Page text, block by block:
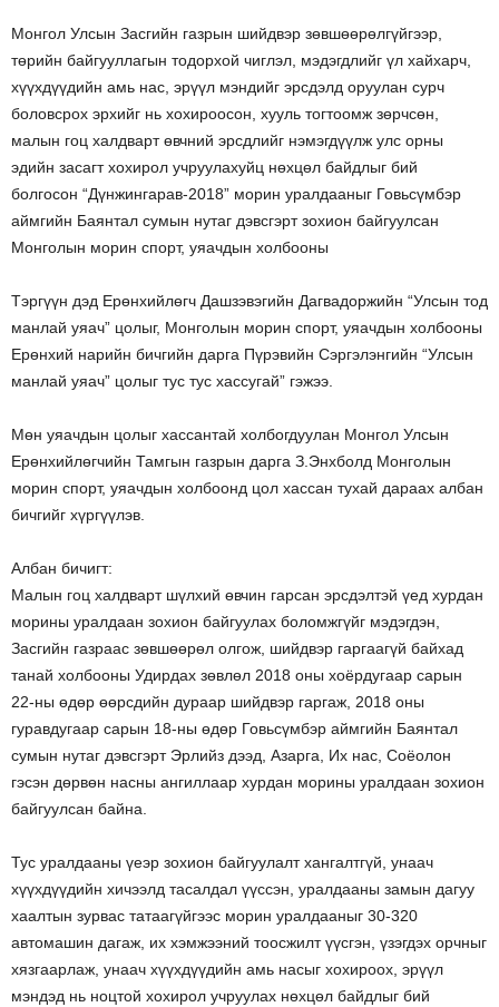
Монгол Улсын Засгийн газрын шийдвэр зөвшөөрөлгүйгээр,
төрийн байгууллагын тодорхой чиглэл, мэдэгдлийг үл хайхарч,
хүүхдүүдийн амь нас, эрүүл мэндийг эрсдэлд оруулан сурч
боловсрох эрхийг нь хохироосон, хууль тогтоомж зөрчсөн,
малын гоц халдварт өвчний эрсдлийг нэмэгдүүлж улс орны
эдийн засагт хохирол учруулахуйц нөхцөл байдлыг бий
болгосон “Дүнжингарав-2018” морин уралдааныг Говьсүмбэр
аймгийн Баянтал сумын нутаг дэвсгэрт зохион байгуулсан
Монголын морин спорт, уяачдын холбооны
Тэргүүн дэд Ерөнхийлөгч Дашзэвэгийн Дагвадоржийн “Улсын тод
манлай уяач” цолыг, Монголын морин спорт, уяачдын холбооны
Ерөнхий нарийн бичгийн дарга Пүрэвийн Сэргэлэнгийн “Улсын
манлай уяач” цолыг тус тус хассугай” гэжээ.
Мөн уяачдын цолыг хассантай холбогдуулан Монгол Улсын
Ерөнхийлөгчийн Тамгын газрын дарга З.Энхболд Монголын
морин спорт, уяачдын холбоонд цол хассан тухай дараах албан
бичгийг хүргүүлэв.
Албан бичигт:
Малын гоц халдварт шүлхий өвчин гарсан эрсдэлтэй үед хурдан
морины уралдаан зохион байгуулах боломжгүйг мэдэгдэн,
Засгийн газраас зөвшөөрөл олгож, шийдвэр гаргаагүй байхад
танай холбооны Удирдах зөвлөл 2018 оны хоёрдугаар сарын
22-ны өдөр өөрсдийн дураар шийдвэр гаргаж, 2018 оны
гуравдугаар сарын 18-ны өдөр Говьсүмбэр аймгийн Баянтал
сумын нутаг дэвсгэрт Эрлийз дээд, Азарга, Их нас, Соёолон
гэсэн дөрвөн насны ангиллаар хурдан морины уралдаан зохион
байгуулсан байна.
Тус уралдааны үеэр зохион байгуулалт хангалтгүй, унаач
хүүхдүүдийн хичээлд тасалдал үүссэн, уралдааны замын дагуу
хаалтын зурвас татаагүйгээс морин уралдааныг 30-320
автомашин дагаж, их хэмжээний тоосжилт үүсгэн, үзэгдэх орчныг
хязгаарлаж, унаач хүүхдүүдийн амь насыг хохироох, эрүүл
мэндэд нь ноцтой хохирол учруулах нөхцөл байдлыг бий